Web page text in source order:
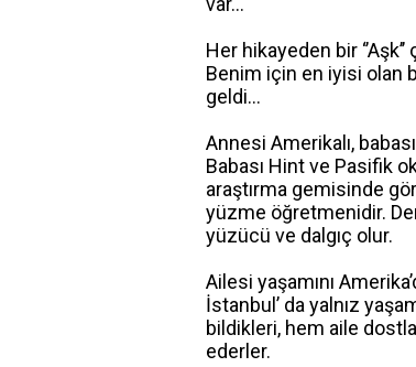
Her hikayeden bir
Benim için en iyisi olan
geldi…
Annesi Amerikalı,
Babası Hint ve Pasifik
araştırma gemisinde
yüzme öğretmenidir.
yüzücü ve dalgıç olur.
Ailesi yaşamını
İstanbul’ da yalnız
bildikleri, hem aile
ederler.